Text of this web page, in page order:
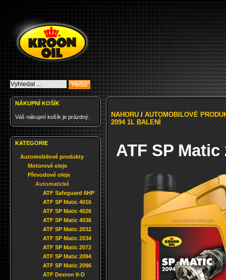
NÁKUPNÍ KOŠÍK
Váš nákupní košík je prázdný.
KATEGORIE
Automobilové produkty
Motorové oleje
Převodové oleje
Automatické
ATF Safeguard 6HP
ATF SP Matic 4016
ATF SP Matic 4026
ATF SP Matic 4036
ATF SP Matic 2032
ATF SP Matic 2034
ATF SP Matic 2072
ATF SP Matic 2094
ATF SP Matic 2096
ATF Dexron II-D
NAHORU / AUTOMOBILOVÉ
2094 1L BALENÍ
ATF SP